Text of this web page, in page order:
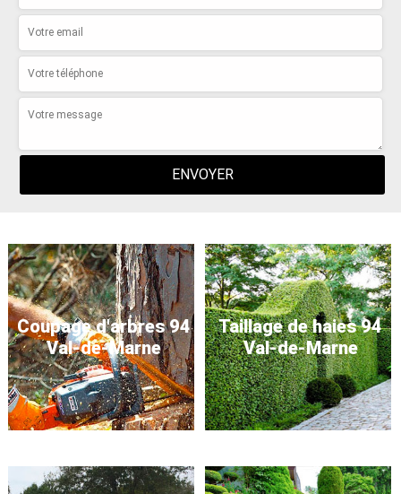
Coupage d'arbres 94
Val-de-Marne
Taillage de haies 94
Val-de-Marne